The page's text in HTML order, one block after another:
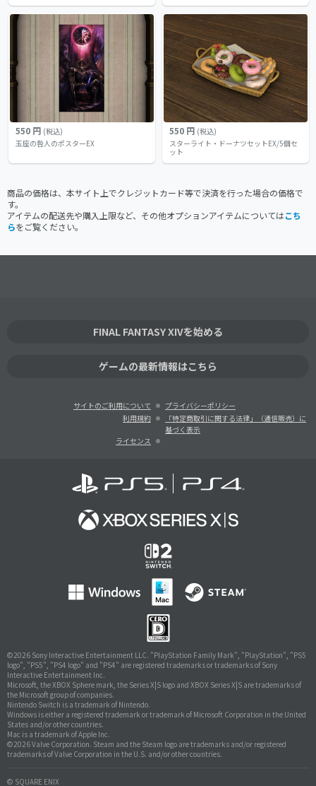
550 円 (税込)
玉座の咎人のポスターEX
550 円 (税込)
スターライト・ドーナツセットEX/5個セ
ット
商品の価格は、本サイト上でクレジットカード等で決済を行った場合の価格で
す。
アイテムの配送先や購入上限など、その他オプションアイテムについてはこち
らをご覧ください。
FINAL FANTASY XIVを始める
ゲームの最新情報はこちら
サイトのご利用について
プライバシーポリシー
利用規約
「特定商取引に関する法律」（通信販売）に
基づく表示
ライセンス
©2026 Sony Interactive Entertainment LLC. "PlayStation Family Mark", "PlayStation", "PS5
logo", "PS5", "PS4 logo" and "PS4" are registered trademarks or trademarks of Sony
Interactive Entertainment Inc.
Microsoft, the XBOX Sphere mark, the Series X|S logo and XBOX Series X|S are trademarks of
the Microsoft group of companies.
Nintendo Switch is a trademark of Nintendo.
Windows is either a registered trademark or trademark of Microsoft Corporation in the United
States and/or other countries.
Mac is a trademark of Apple Inc.
©2026 Valve Corporation. Steam and the Steam logo are trademarks and/or registered
trademarks of Valve Corporation in the U.S. and/or other countries.
© SQUARE ENIX